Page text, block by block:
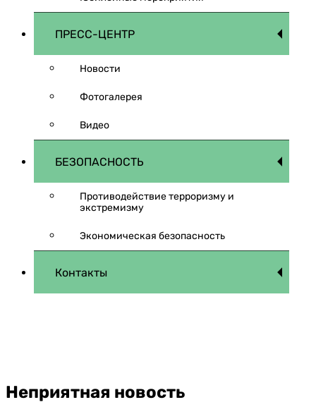
ПРЕСС-ЦЕНТР
Новости
Фотогалерея
Видео
БЕЗОПАСНОСТЬ
Противодействие терроризму и
экстремизму
Экономическая безопасность
Контакты
Неприятная новость